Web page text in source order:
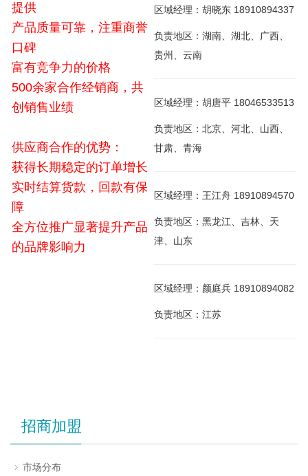
提供
产品质量可靠，注重商誉
口碑
富有竞争力的价格
500余家合作经销商，共
创销售业绩
供应商合作的优势：
获得长期稳定的订单增长
实时结算货款，回款有保
障
全方位推广显著提升产品
的品牌影响力
区域经理：胡晓东 18910894337
负责地区：湖南、湖北、广西、
贵州、云南
区域经理：胡唐平 18046533513
负责地区：北京、河北、山西、
甘肃、青海
区域经理：王江舟 18910894570
负责地区：黑龙江、吉林、天
津、山东
区域经理：颜庭兵 18910894082
负责地区：江苏
招商加盟
市场分布